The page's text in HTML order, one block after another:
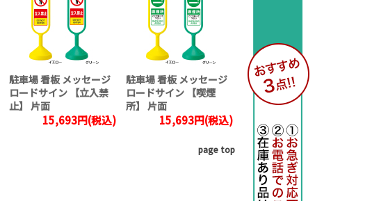
駐車場 看板 メッセージ
ロードサイン 【立入禁
止】 片面
15,693円(税込)
駐車場 看板 メッセージ
ロードサイン 【喫煙
所】 片面
15,693円(税込)
page top